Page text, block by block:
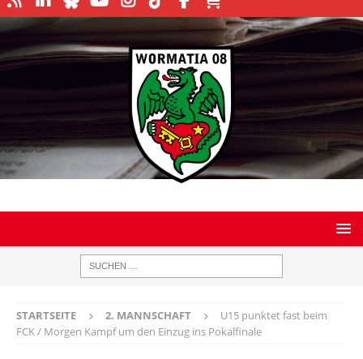
STARTSEITE 2. MANNSCHAFT
U15 punktet fast beim
FCK / Morgen Kampf um den Einzug ins Pokalfinale